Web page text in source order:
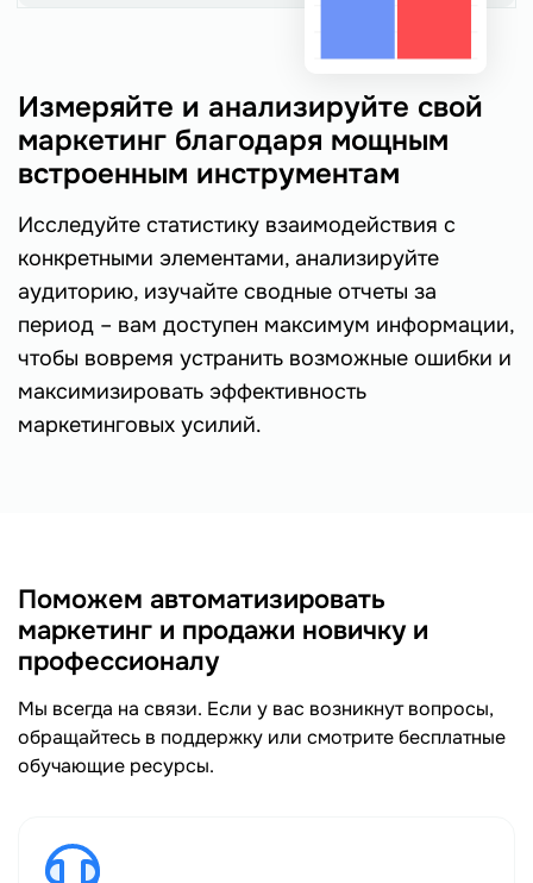
Измеряйте и анализируйте свой
маркетинг благодаря мощным
встроенным инструментам
Исследуйте статистику взаимодействия с
конкретными элементами, анализируйте
аудиторию, изучайте сводные отчеты за
период – вам доступен максимум информации,
чтобы вовремя устранить возможные ошибки и
максимизировать эффективность
маркетинговых усилий.
Поможем автоматизировать
маркетинг и продажи новичку и
профессионалу
Мы всегда на связи. Если у вас возникнут вопросы,
обращайтесь в поддержку или смотрите бесплатные
обучающие ресурсы.